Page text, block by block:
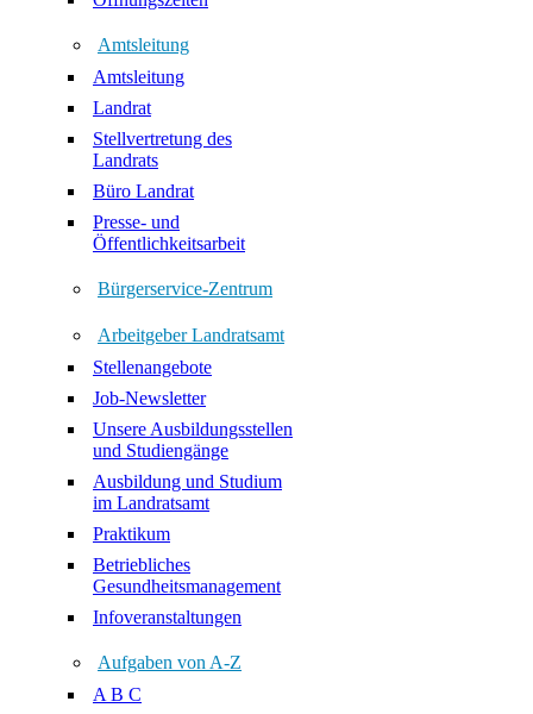
Amtsleitung
Amtsleitung
Landrat
Stellvertretung des
Landrats
Büro Landrat
Presse- und
Öffentlichkeitsarbeit
Bürgerservice-Zentrum
Arbeitgeber Landratsamt
Stellenangebote
Job-Newsletter
Unsere Ausbildungsstellen
und Studiengänge
Ausbildung und Studium
im Landratsamt
Praktikum
Betriebliches
Gesundheitsmanagement
Infoveranstaltungen
Aufgaben von A-Z
A B C